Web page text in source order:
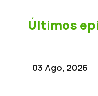
Últimos
03 Ago, 2026